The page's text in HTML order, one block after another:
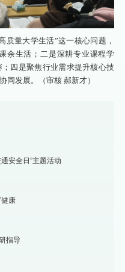
质量大学生活”这一核心问题，
余生活；二是深耕专业课程学
四是聚焦行业需求提升核心技
同发展。（审核 郝新才）
安全日”主题活动
健康
指导